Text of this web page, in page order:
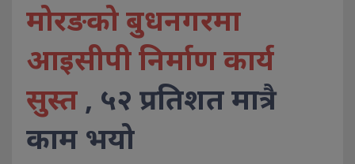
मोरङको बुधनगरमा
आइसीपी निर्माण कार्य
सुस्त , ५२ प्रतिशत मात्रै
काम भयो